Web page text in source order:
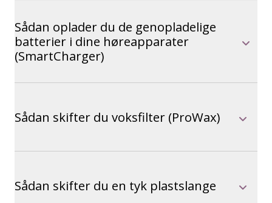
Sådan oplader du de genopladelige
batterier i dine høreapparater
(SmartCharger)
Sådan skifter du voksfilter (ProWax)
Sådan skifter du en tyk plastslange